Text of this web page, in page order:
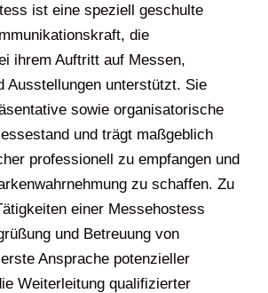
ist eine speziell geschulte
die
ihrem Auftritt auf Messen,
Ausstellungen unterstützt. Sie
sowie organisatorische
und trägt maßgeblich
professionell zu empfangen und
zu schaffen. Zu
einer Messehostess
und Betreuung von
Ansprache potenzieller
Weiterleitung qualifizierter